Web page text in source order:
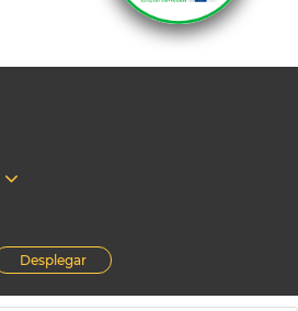
Desplegar